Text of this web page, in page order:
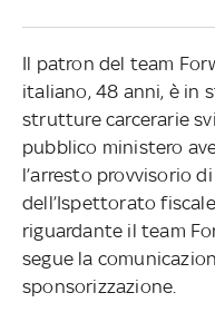
Il patron del team
italiano, 48 anni, è in
strutture carcerarie
pubblico ministero
l’arresto provvisorio
dell’Ispettorato
riguardante il team
segue la
sponsorizzazione.